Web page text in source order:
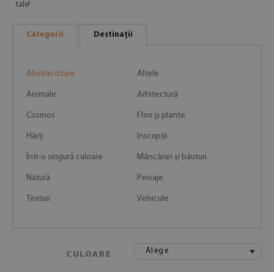
tale!
Categorii Destinații
Abstractizare Altele
Animale Arhitectură
Cosmos Flori și plante
Hărți Inscripții
Într-o singură culoare Mâncăruri și băuturi
Natură Peisaje
Texturi Vehicule
CULOARE Alege